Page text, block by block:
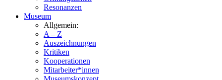
Resonanzen
Museum
Allgemein:
A – Z
Auszeichnungen
Kritiken
Kooperationen
Mitarbeiter*innen